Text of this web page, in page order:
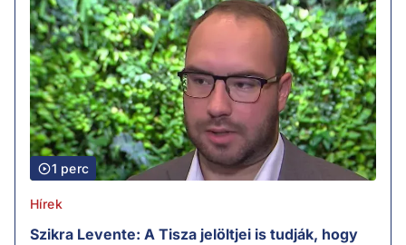
1 perc
Hírek
Szikra Levente: A Tisza jelöltjei is tudják, hogy